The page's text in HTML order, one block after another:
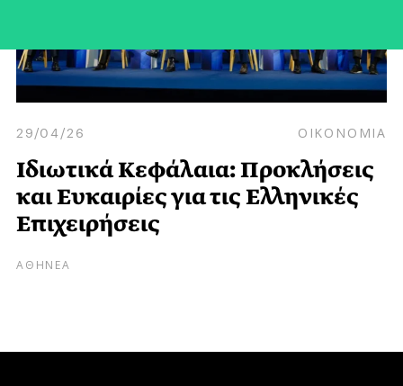
29/04/26 ΟΙΚΟΝΟΜΙΑ
Ιδιωτικά Κεφάλαια: Προκλήσεις
και Ευκαιρίες για τις Ελληνικές
Επιχειρήσεις
ΑΘΗΝΕΑ